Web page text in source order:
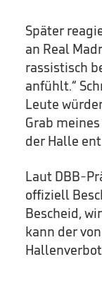
Später
an Real
rassistisch
anfühlt.“
Leute
Grab
der Halle
Laut DBB-
offiziell
Bescheid,
kann der